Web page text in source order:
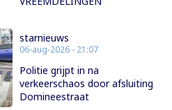
starnieuws
06-aug-2026 - 21:07
Politie grijpt in na
verkeerschaos door afsluiting
Domineestraat